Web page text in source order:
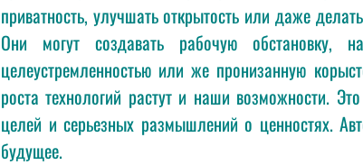
приватность, улучшать открытость или даже
Они могут создавать рабочую обстановку,
целеустремленностью или же пронизанную
роста технологий растут и наши возможности.
целей и серьезных размышлений о ценностях.
будущее.